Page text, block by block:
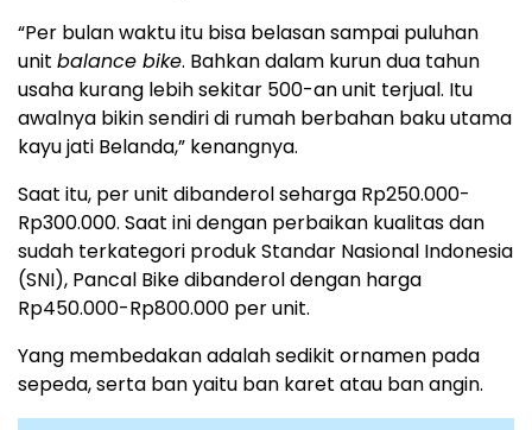
“Per bulan waktu itu bisa belasan sampai puluhan
unit balance bike. Bahkan dalam kurun dua tahun
usaha kurang lebih sekitar 500-an unit terjual. Itu
awalnya bikin sendiri di rumah berbahan baku utama
kayu jati Belanda,” kenangnya.
Saat itu, per unit dibanderol seharga Rp250.000-
Rp300.000. Saat ini dengan perbaikan kualitas dan
sudah terkategori produk Standar Nasional Indonesia
(SNI), Pancal Bike dibanderol dengan harga
Rp450.000-Rp800.000 per unit.
Yang membedakan adalah sedikit ornamen pada
sepeda, serta ban yaitu ban karet atau ban angin.